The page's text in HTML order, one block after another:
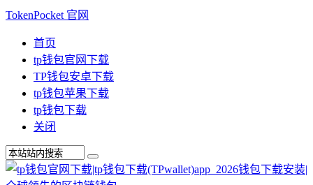
TokenPocket 官网
首页
tp钱包官网下载
TP钱包安卓下载
tp钱包苹果下载
tp钱包下载
关闭